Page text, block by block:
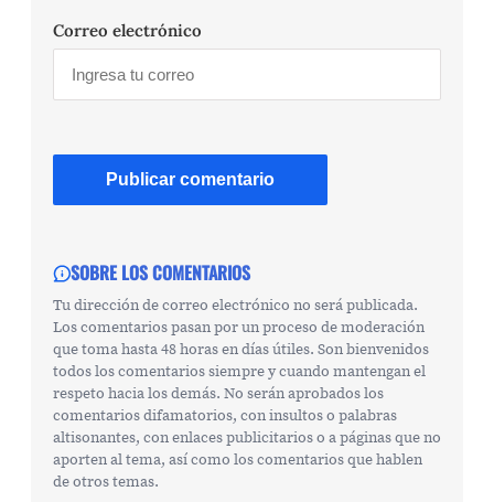
Correo electrónico
SOBRE LOS COMENTARIOS
Tu dirección de correo electrónico no será publicada.
Los comentarios pasan por un proceso de moderación
que toma hasta 48 horas en días útiles. Son bienvenidos
todos los comentarios siempre y cuando mantengan el
respeto hacia los demás. No serán aprobados los
comentarios difamatorios, con insultos o palabras
altisonantes, con enlaces publicitarios o a páginas que no
aporten al tema, así como los comentarios que hablen
de otros temas.